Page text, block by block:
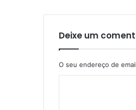
Deixe um
O seu endereço de